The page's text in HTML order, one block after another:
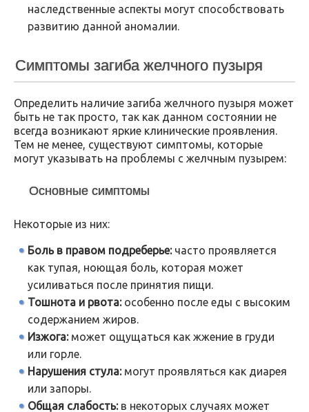
наследственные аспекты могут способствовать
развитию данной аномалии.
Симптомы загиба желчного пузыря
Определить наличие загиба желчного пузыря может
быть не так просто, так как данном состоянии не
всегда возникают яркие клинические проявления.
Тем не менее, существуют симптомы, которые
могут указывать на проблемы с желчным пузырем:
Основные симптомы
Некоторые из них:
Боль в правом подреберье:часто проявляется
как тупая, ноющая боль, которая может
усиливаться после принятия пищи.
Тошнота и рвота:особенно после еды с высоким
содержанием жиров.
Изжога:может ощущаться как жжение в груди
или горле.
Нарушения стула:могут проявляться как диарея
или запоры.
Общая слабость:в некоторых случаях может